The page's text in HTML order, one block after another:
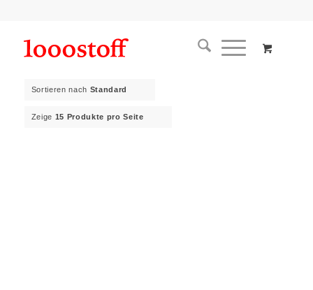
Sortieren nach Standard
Zeige 15 Produkte pro Seite